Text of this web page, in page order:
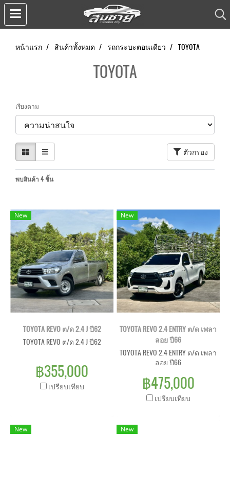
หน้าแรก สินค้าทั้งหมด รถกระบะตอนเดียว TOYOTA
TOYOTA
เรียงตาม
ตัวกรอง
พบสินค้า 4 ชิ้น
New
TOYOTA REVO ต/ด 2.4 J ปี62
TOYOTA REVO ต/ด 2.4 J ปี62
฿355,000
เปรียบเทียบ
New
TOYOTA REVO 2.4 ENTRY ต/ด เพลา
ลอย ปี66
TOYOTA REVO 2.4 ENTRY ต/ด เพลา
ลอย ปี66
฿475,000
เปรียบเทียบ
New New